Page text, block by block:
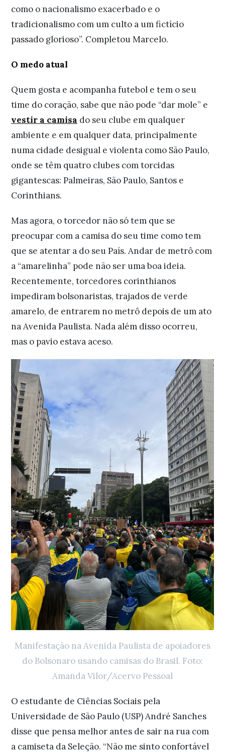
como o nacionalismo exacerbado e o
tradicionalismo com um culto a um fictício
passado glorioso”. Completou Marcelo.
O medo atual
Quem gosta e acompanha futebol e tem o seu
time do coração, sabe que não pode “dar mole” e
vestir a camisa do seu clube em qualquer
ambiente e em qualquer data, principalmente
numa cidade desigual e violenta como São Paulo,
onde se têm quatro clubes com torcidas
gigantescas: Palmeiras, São Paulo, Santos e
Corinthians.
Mas agora, o torcedor não só tem que se
preocupar com a camisa do seu time como tem
que se atentar a do seu País. Andar de metrô com
a “amarelinha” pode não ser uma boa ideia.
Recentemente, torcedores corinthianos
impediram bolsonaristas, trajados de verde
amarelo, de entrarem no metrô depois de um ato
na Avenida Paulista. Nada além disso ocorreu,
mas o pavio estava aceso.
Manifestação na Avenida Paulista de apoiadores
do Bolsonaro usando camisas do Brasil. Foto:
Amanda Vilor/Acervo Pessoal
O estudante de Ciências Sociais pela
Universidade de São Paulo (USP) André Sanches
disse que pensa melhor antes de sair na rua com
a camiseta da Seleção. “Não me sinto confortável